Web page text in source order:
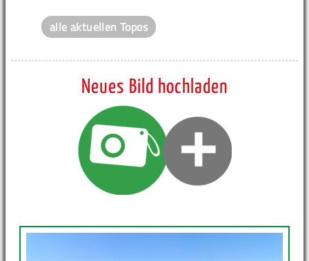
alle aktuellen Topos
Neues Bild hochladen